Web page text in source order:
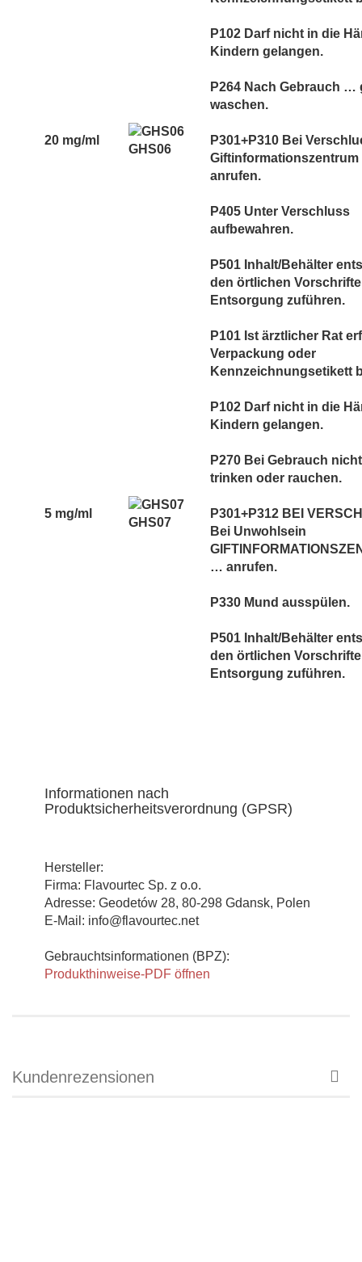
20 mg/ml
GHS06
P102 Darf nicht in die
Kindern gelangen.
P264 Nach Gebrauch …
waschen.
P301+P310 Bei
Giftinformationszentrum
anrufen.
P405 Unter Verschluss
aufbewahren.
P501 Inhalt/Behälter
den örtlichen
Entsorgung zuführen.
5 mg/ml
GHS07
P101 Ist ärztlicher Rat
Verpackung oder
Kennzeichnungsetikett
P102 Darf nicht in die
Kindern gelangen.
P270 Bei Gebrauch
trinken oder rauchen.
P301+P312 BEI
Bei Unwohlsein
… anrufen.
P330 Mund ausspülen.
P501 Inhalt/Behälter
den örtlichen
Entsorgung zuführen.
Informationen nach
Produktsicherheitsverordnung (GPSR)
Hersteller:
Firma: Flavourtec Sp. z o.o.
Adresse: Geodetów 28, 80-298 Gdansk, Polen
E-Mail: info@flavourtec.net
Gebrauchtsinformationen (BPZ):
Produkthinweise-PDF öffnen
Kundenrezensionen